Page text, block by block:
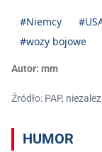
#Niemcy
#wozy bojowe
Autor: mm
Źródło: PAP,
HUMOR